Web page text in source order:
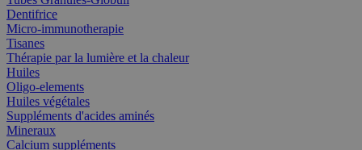
Dentifrice
Micro-immunotherapie
Tisanes
Thérapie par la lumière et la chaleur
Huiles
Oligo-elements
Huiles végétales
Suppléments d'acides aminés
Mineraux
Calcium suppléments